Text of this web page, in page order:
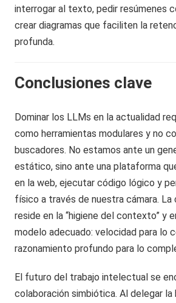
interrogar al texto, pedir resúmenes
crear diagramas que faciliten la
profunda.
Conclusiones clave
Dominar los LLMs en la actualidad
como herramientas modulares y no
buscadores. No estamos ante un
estático, sino ante una plataforma
en la web, ejecutar código lógico y
físico a través de nuestra cámara.
reside en la “higiene del contexto” y
modelo adecuado: velocidad para lo
razonamiento profundo para lo
El futuro del trabajo intelectual se
colaboración simbiótica. Al delegar la